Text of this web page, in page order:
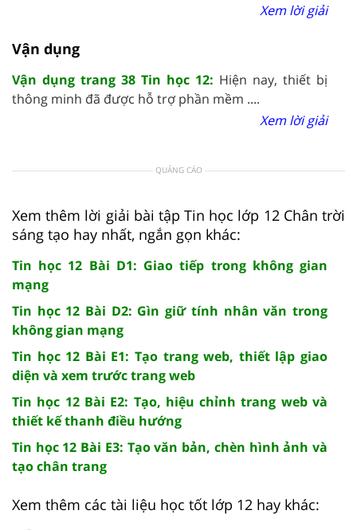
Xem lời giải
Vận dụng
Vận dụng trang 38 Tin học 12: Hiện nay, thiết bị
thông minh đã được hỗ trợ phần mềm ....
Xem lời giải
QUẢNG CÁO
Xem thêm lời giải bài tập Tin học lớp 12 Chân trời
sáng tạo hay nhất, ngắn gọn khác:
Tin học 12 Bài D1: Giao tiếp trong không gian
mạng
Tin học 12 Bài D2: Gìn giữ tính nhân văn trong
không gian mạng
Tin học 12 Bài E1: Tạo trang web, thiết lập giao
diện và xem trước trang web
Tin học 12 Bài E2: Tạo, hiệu chỉnh trang web và
thiết kế thanh điều hướng
Tin học 12 Bài E3: Tạo văn bản, chèn hình ảnh và
tạo chân trang
Xem thêm các tài liệu học tốt lớp 12 hay khác: